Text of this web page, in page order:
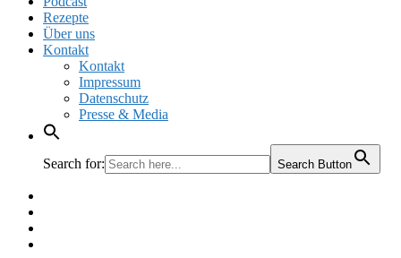
Rezepte
Über uns
Kontakt
Kontakt
Impressum
Datenschutz
Presse & Media
Search for: Search Button